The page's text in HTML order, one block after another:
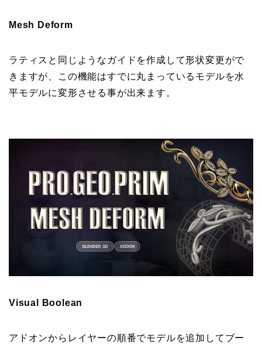
Mesh Deform
ラティスと同じようなガイドを作成して形状変更がで
きますが、この機能はすでに丸まっているモデルを水
平モデルに変形させる事が出来ます。
Visual Boolean
アドオンからレイヤーの順番でモデルを追加してブー